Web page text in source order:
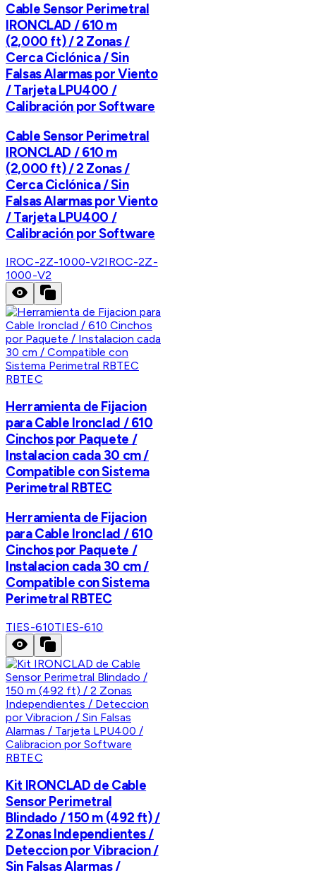
Cable Sensor Perimetral
IRONCLAD / 610 m
(2,000 ft) / 2 Zonas /
Cerca Ciclónica / Sin
Falsas Alarmas por Viento
/ Tarjeta LPU400 /
Calibración por Software
Cable Sensor Perimetral
IRONCLAD / 610 m
(2,000 ft) / 2 Zonas /
Cerca Ciclónica / Sin
Falsas Alarmas por Viento
/ Tarjeta LPU400 /
Calibración por Software
IROC-2Z-1000-V2IROC-2Z-
1000-V2
RBTEC
Herramienta de Fijacion
para Cable Ironclad / 610
Cinchos por Paquete /
Instalacion cada 30 cm /
Compatible con Sistema
Perimetral RBTEC
Herramienta de Fijacion
para Cable Ironclad / 610
Cinchos por Paquete /
Instalacion cada 30 cm /
Compatible con Sistema
Perimetral RBTEC
TIES-610TIES-610
RBTEC
Kit IRONCLAD de Cable
Sensor Perimetral
Blindado / 150 m (492 ft) /
2 Zonas Independientes /
Deteccion por Vibracion /
Sin Falsas Alarmas /